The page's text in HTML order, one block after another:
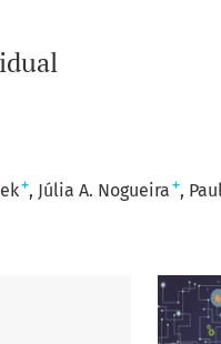
+ Júlia A. Nogueira +